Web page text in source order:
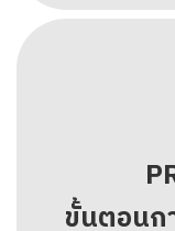
ขั้นตอนก